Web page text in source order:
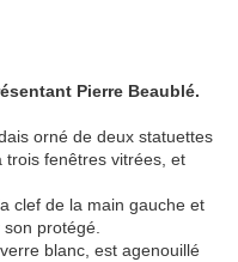
Pierre Beaublé.
orné de deux statuettes
trois fenêtres vitrées, et
clef de la main gauche et
protégé.
blanc, est agenouillé